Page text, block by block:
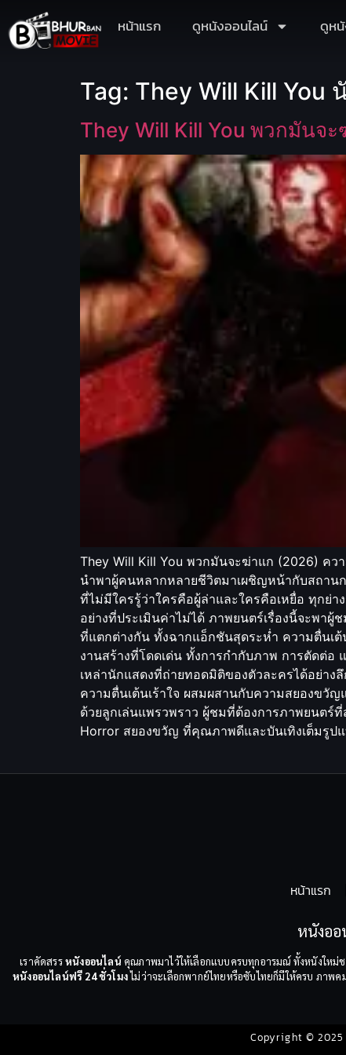
หน้าแรก ดูหนังออนไลน์ ดูหนั
Tag: They Will Kill You
They Will Kill You พวกมันจ
They Will Kill You พวกมันจะฆ่าแก (2026) คว
นำพาผู้คนหลากหลายชีวิตมาเผชิญหน้ากับสถาน
ที่ไม่มีใครรู้ว่าใครคือผู้ล่าและใครคือเหยื่อ ทุกย่
อย่างที่ประเมินค่าไม่ได้ ภาพยนตร์เรื่องนี้จะพา
ที่แตกต่างกัน ทั้งฉากแอ็กชันสุดระห่ำ ความตื่นเ
งานสร้างที่โดดเด่น ทั้งการกำกับภาพ การตัดต่อ
เหล่านักแสดงที่ถ่ายทอดมิติของตัวละครได้อย่าง
ความตื่นเต้นเร้าใจ ผสมผสานกับความสยองข
ด้วยลูกเล่นแพรวพราว ผู้ชมที่ต้องการภาพยนตร์
Horror สยองขวัญ ที่คุณภาพดีและบันเทิงเต็มรูป
หน้าแรก
หนังออ
เราคัดสรรหนังออนไลน์ คุณภาพมาไว้ให้เลือกแบบครบทุกอารมณ์ ทั้งหนังให
หนังออนไลน์ฟรี 24 ชั่วโมงไม่ว่าจะเลือกพากย์ไทยหรือซับไทยก็มีให้ครบ ภาพ
Copyright © 2025